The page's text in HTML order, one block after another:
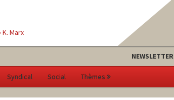
K. Marx
NEWSLETTER
Syndical Social Thèmes